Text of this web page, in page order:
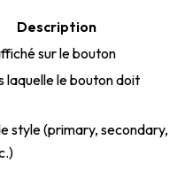
Description
sur le bouton
laquelle le bouton doit
style (primary, secondary,